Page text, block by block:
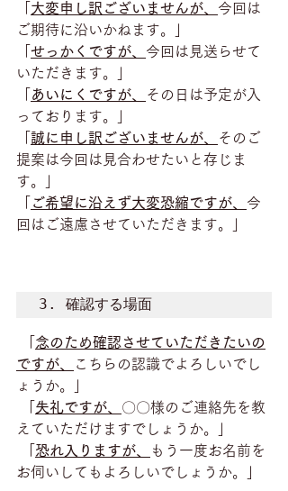
大変申し訳ございませんが、 今回は
ご期待に沿いかねます。」
せっかくですが、 今回は見送らせて
いただきます。」
あいにくですが、
その日は予定が入
っております。」
誠に申し訳ございませんが、
そのご
提案は今回は見合わせたいと存じま
す。」
ご希望に沿えず大変恐縮ですが、 今
回はご遠慮させていただきます。」
3. 確認する場面
念のため確認させていただきたいの
ですが、
こちらの認識でよろしいでし
ょうか。」
失礼ですが、 〇〇様のご連絡先を教
えていただけますでしょうか。」
恐れ入りますが、
もう一度お名前を
お伺いしてもよろしいでしょうか。」